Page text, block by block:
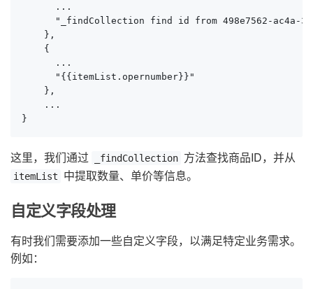
      ...
"_findCollection find id from 498e7562-ac4a-
    },
    {
      ...
      "{{itemList.opernumber}}"
    },
    ...
}
这里，我们通过 _findCollection 方法查找商品ID，并从
itemList 中提取数量、单价等信息。
自定义字段处理
有时我们需要添加一些自定义字段，以满足特定业务需求。
例如：